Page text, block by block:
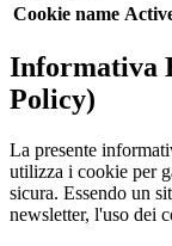
Cookie name
Informativa
Policy)
La presente
utilizza i cookie per
sicura. Essendo un
newsletter, l'uso dei